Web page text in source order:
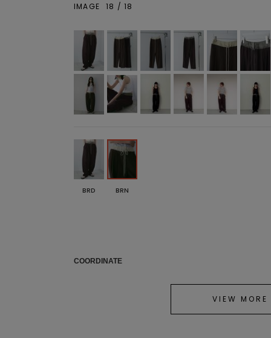
IMAGE 18 /18
BRD BRN
COORDINATE
VIEW MORE